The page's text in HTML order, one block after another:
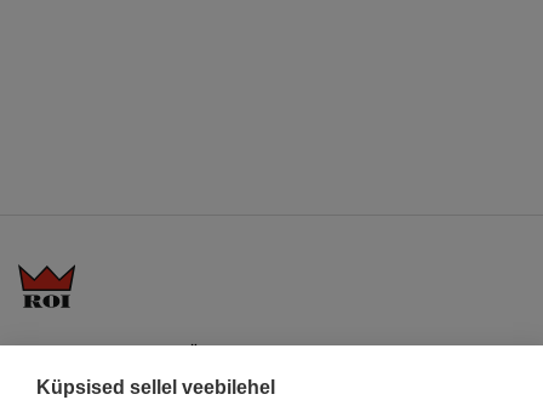
Küpsised sellel veebilehel
Trükitehnikad
ÖKO reklaamkingitused